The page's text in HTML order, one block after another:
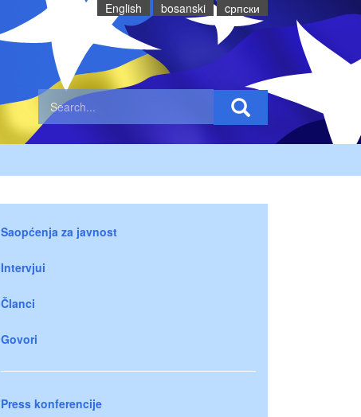
English bosanski cрпски
Saopćenja za javnost
Intervjui
Članci
Govori
Press konferencije